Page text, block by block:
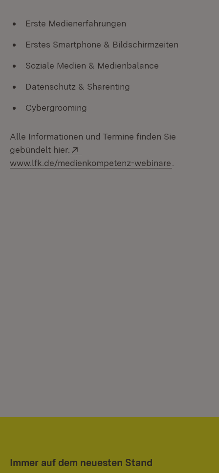
Erste Medienerfahrungen
Erstes Smartphone & Bildschirmzeiten
Soziale Medien & Medienbalance
Datenschutz & Sharenting
Cybergrooming
Alle Informationen und Termine finden Sie
gebündelt hier:
www.lfk.de/medienkompetenz-webinare
Immer auf dem neuesten Stand